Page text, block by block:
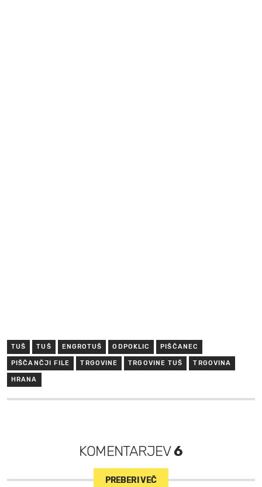
TUŠ TUŠ ENGROTUŠ ODPOKLIC PIŠČANEC
PIŠČANČJI FILE TRGOVINE TRGOVINE TUŠ TRGOVINA
HRANA
KOMENTARJEV6
PREBERI VEČ